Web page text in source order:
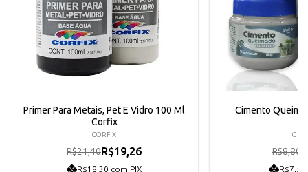
Primer Para Metais, Pet E Vidro 100 Ml
Corfix
CORFIX
R$21,40R$19,26
R$18,30 com PIX
Cimento
R$8,80
R$7,52